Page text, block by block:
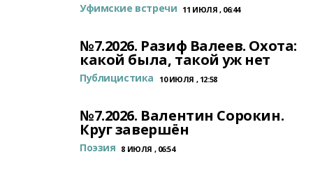
Уфимские встречи 11 ИЮЛЯ , 06:44
№7.2026. Разиф Валеев. Охота:
какой была, такой уж нет
Публицистика 10 ИЮЛЯ , 12:58
№7.2026. Валентин Сорокин.
Круг завершён
Поэзия 8 ИЮЛЯ , 06:54